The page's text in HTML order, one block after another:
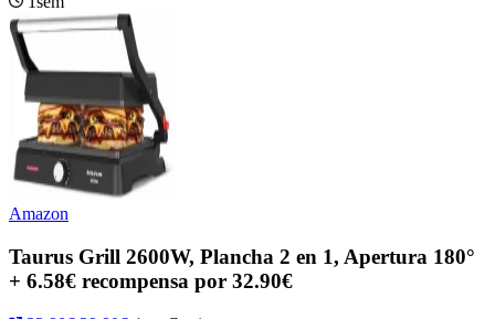
Amazon
Taurus Grill 2600W, Plancha 2 en 1, Apertura 180°
+ 6.58€ recompensa por 32.90€